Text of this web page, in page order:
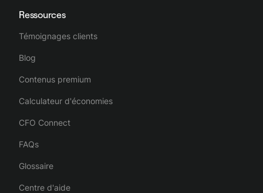
Ressources
Témoignages clients
Blog
Contenus premium
Calculateur d'économies
CFO Connect
FAQs
Glossaire
Centre d'aide